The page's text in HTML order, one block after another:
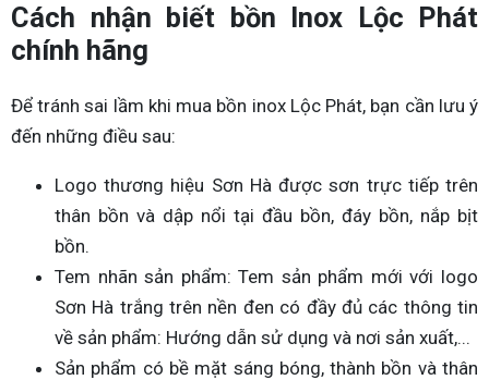
Cách nhận biết bồn Inox Lộc Phát
chính hãng
Để tránh sai lầm khi mua bồn inox Lộc Phát, bạn cần lưu ý
đến những điều sau:
Logo thương hiệu Sơn Hà được sơn trực tiếp trên
thân bồn và dập nổi tại đầu bồn, đáy bồn, nắp bịt
bồn.
Tem nhãn sản phẩm: Tem sản phẩm mới với logo
Sơn Hà trắng trên nền đen có đầy đủ các thông tin
về sản phẩm: Hướng dẫn sử dụng và nơi sản xuất,...
Sản phẩm có bề mặt sáng bóng, thành bồn và thân